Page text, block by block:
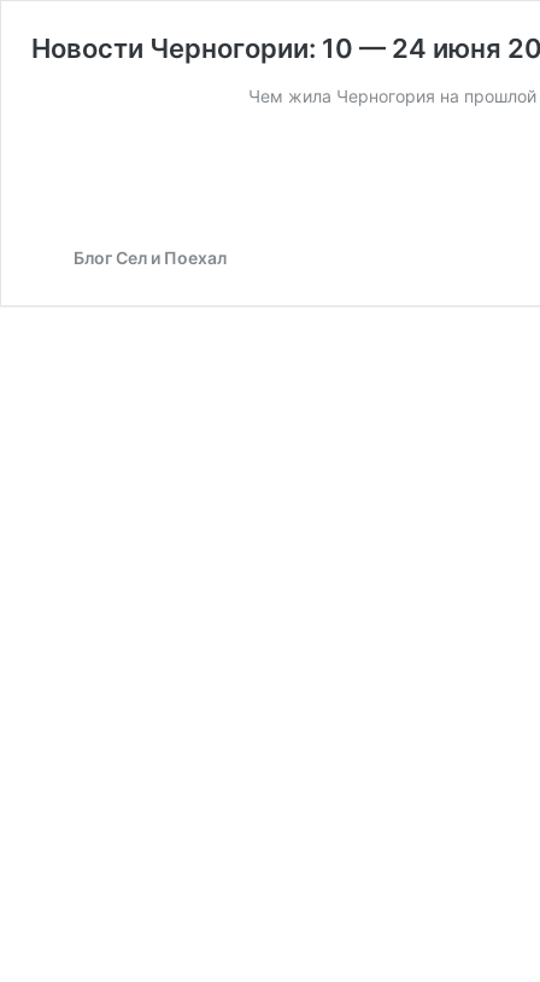
Новости Черногории: 10 — 24 июня
Чем жила Черногория на
Блог Сел и Поехал